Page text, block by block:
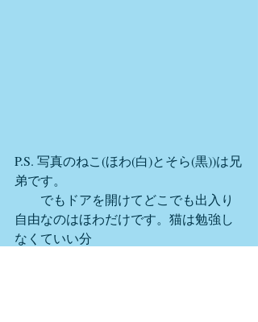
P.S. 写真のねこ(ほわ(白)とそら(黒))は兄
弟です。
でもドアを開けてどこでも出入り
自由なのはほわだけです。猫は勉強し
なくていい分